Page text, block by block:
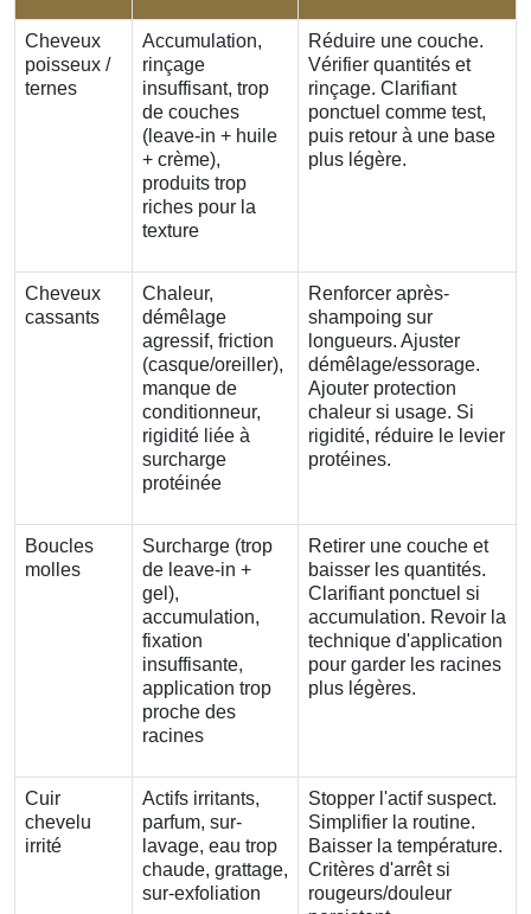
Cheveux
poisseux /
ternes
Accumulation,
rinçage
insuffisant, trop
de couches
(leave-in + huile
+ crème),
produits trop
riches pour la
texture
Réduire une couche.
Vérifier quantités et
rinçage. Clarifiant
ponctuel comme test,
puis retour à une base
plus légère.
Cheveux
cassants
Chaleur,
démêlage
agressif, friction
(casque/oreiller),
manque de
conditionneur,
rigidité liée à
surcharge
protéinée
Renforcer après-
shampoing sur
longueurs. Ajuster
démêlage/essorage.
Ajouter protection
chaleur si usage. Si
rigidité, réduire le levier
protéines.
Boucles
molles
Surcharge (trop
de leave-in +
gel),
accumulation,
fixation
insuffisante,
application trop
proche des
racines
Retirer une couche et
baisser les quantités.
Clarifiant ponctuel si
accumulation. Revoir la
technique d'application
pour garder les racines
plus légères.
Cuir
chevelu
irrité
Actifs irritants,
parfum, sur-
lavage, eau trop
chaude, grattage,
sur-exfoliation
Stopper l'actif suspect.
Simplifier la routine.
Baisser la température.
Critères d'arrêt si
rougeurs/douleur